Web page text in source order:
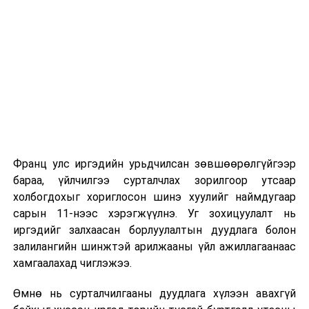
2026 оны 9 дүгээр сарын 13-наас оюутнуудыг
дотуур байранд оруулж эхэлнэ.
Сургууль, цэцэрлэгийн үйл ажиллагааны
зохицуулалт
2026 оны 8 дугаар сарын 17–28-ны өдрүүдэд
байранд элсэлт, бүртгэл болон бусад аливаа
Франц улс иргэдийн урьдчилсан зөвшөөрөлгүйгээр
бараа, үйлчилгээ сурталчлах зорилгоор утсаар
холбогдохыг хориглосон шинэ хуулийг наймдугаар
сарын 11-нээс хэрэгжүүлнэ. Уг зохицуулалт нь
иргэдийг залхаасан борлуулалтын дуудлага болон
залилангийн шинжтэй арилжааны үйл ажиллагаанаас
хамгаалахад чиглэжээ.
Өмнө нь сурталчилгааны дуудлага хүлээн авахгүй